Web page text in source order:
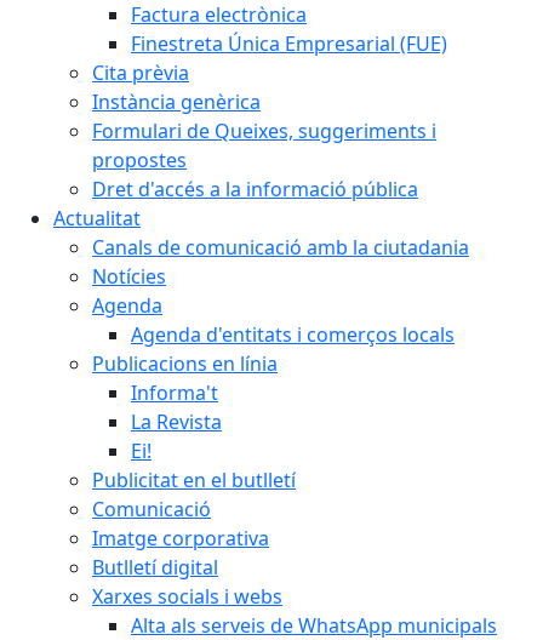
Factura electrònica
Finestreta Única Empresarial (FUE)
Cita prèvia
Instància genèrica
Formulari de Queixes, suggeriments i
propostes
Dret d'accés a la informació pública
Actualitat
Canals de comunicació amb la ciutadania
Notícies
Agenda
Agenda d'entitats i comerços locals
Publicacions en línia
Informa't
La Revista
Ei!
Publicitat en el butlletí
Comunicació
Imatge corporativa
Butlletí digital
Xarxes socials i webs
Alta als serveis de WhatsApp municipals